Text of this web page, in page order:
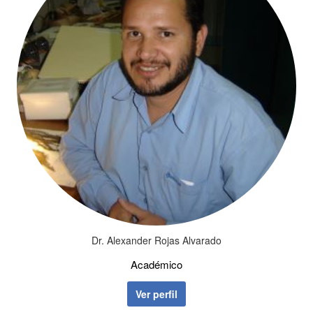
Dr. Alexander Rojas Alvarado
Académico
Ver perfil